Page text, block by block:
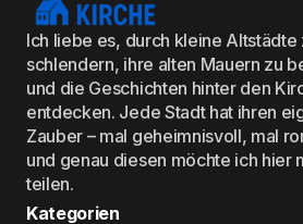
Ich liebe es, durch kleine Altstädte
schlendern, ihre alten Mauern zu
und die Geschichten hinter den
entdecken. Jede Stadt hat ihren
Zauber – mal geheimnisvoll, mal
und genau diesen möchte ich hier
teilen.
Kategorien